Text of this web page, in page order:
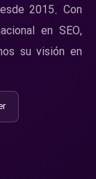
2015. Con
en SEO,
su visión en